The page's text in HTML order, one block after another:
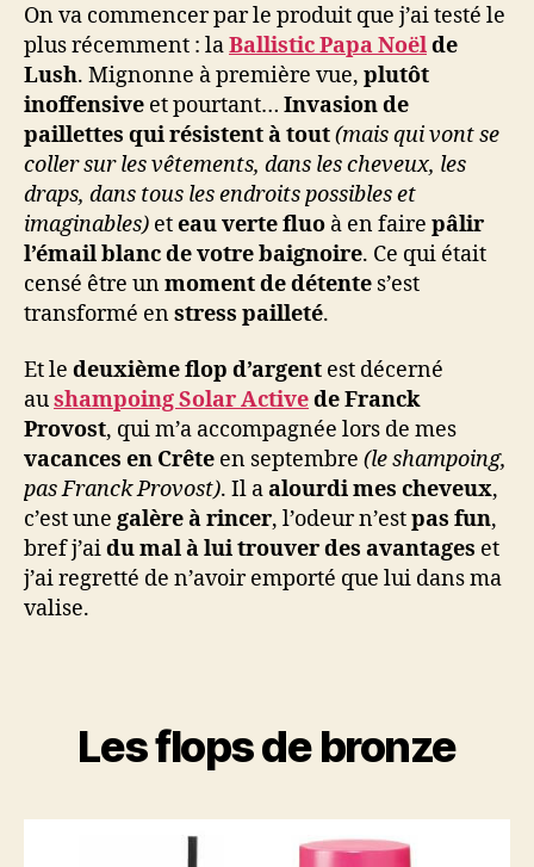
On va commencer par le produit que j’ai testé le
plus récemment : laBallistic Papa Noëlde
Lush. Mignonne à première vue, plutôt
inoffensive et pourtant… Invasion de
paillettes qui résistent à tout(mais qui vont se
coller sur les vêtements, dans les cheveux, les
draps, dans tous les endroits possibles et
imaginables) eteau verte fluo à en faire pâlir
l’émail blanc de votre baignoire. Ce qui était
censé être unmoment de détente s’est
transformé enstress pailleté.
Et le deuxième flop d’argent est décerné
aushampoing Solar Activede Franck
Provost, qui m’a accompagnée lors de mes
vacances en Crête en septembre (le shampoing,
pas Franck Provost). Il aalourdi mes cheveux,
c’est une galère à rincer, l’odeur n’estpas fun,
bref j’aidu mal à lui trouver des avantages et
j’ai regretté de n’avoir emporté que lui dans ma
valise.
Les flops de bronze